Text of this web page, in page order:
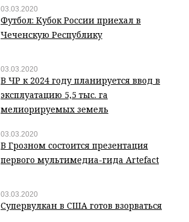
03.03.2020
Футбол: Кубок России приехал в
Чеченскую Республику
03.03.2020
В ЧР к 2024 году планируется ввод в
эксплуатацию 5,5 тыс. га
мелиорируемых земель
03.03.2020
В Грозном состоится презентация
первого мультимедиа-гида Artefact
03.03.2020
Супервулкан в США готов взорваться